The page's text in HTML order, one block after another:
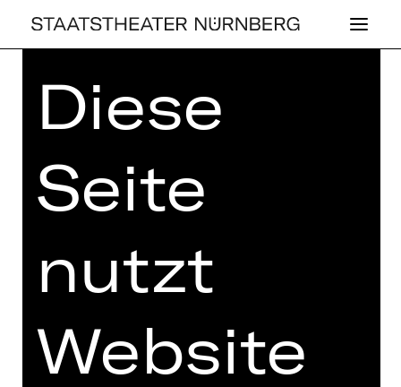
Home >
2025/2026> Gemischtes Abo: R2
Preisklassen Erw.:
I 358,60 €
IV 183,90 €
V 131,00 €
Diese
Seite
nutzt
Website